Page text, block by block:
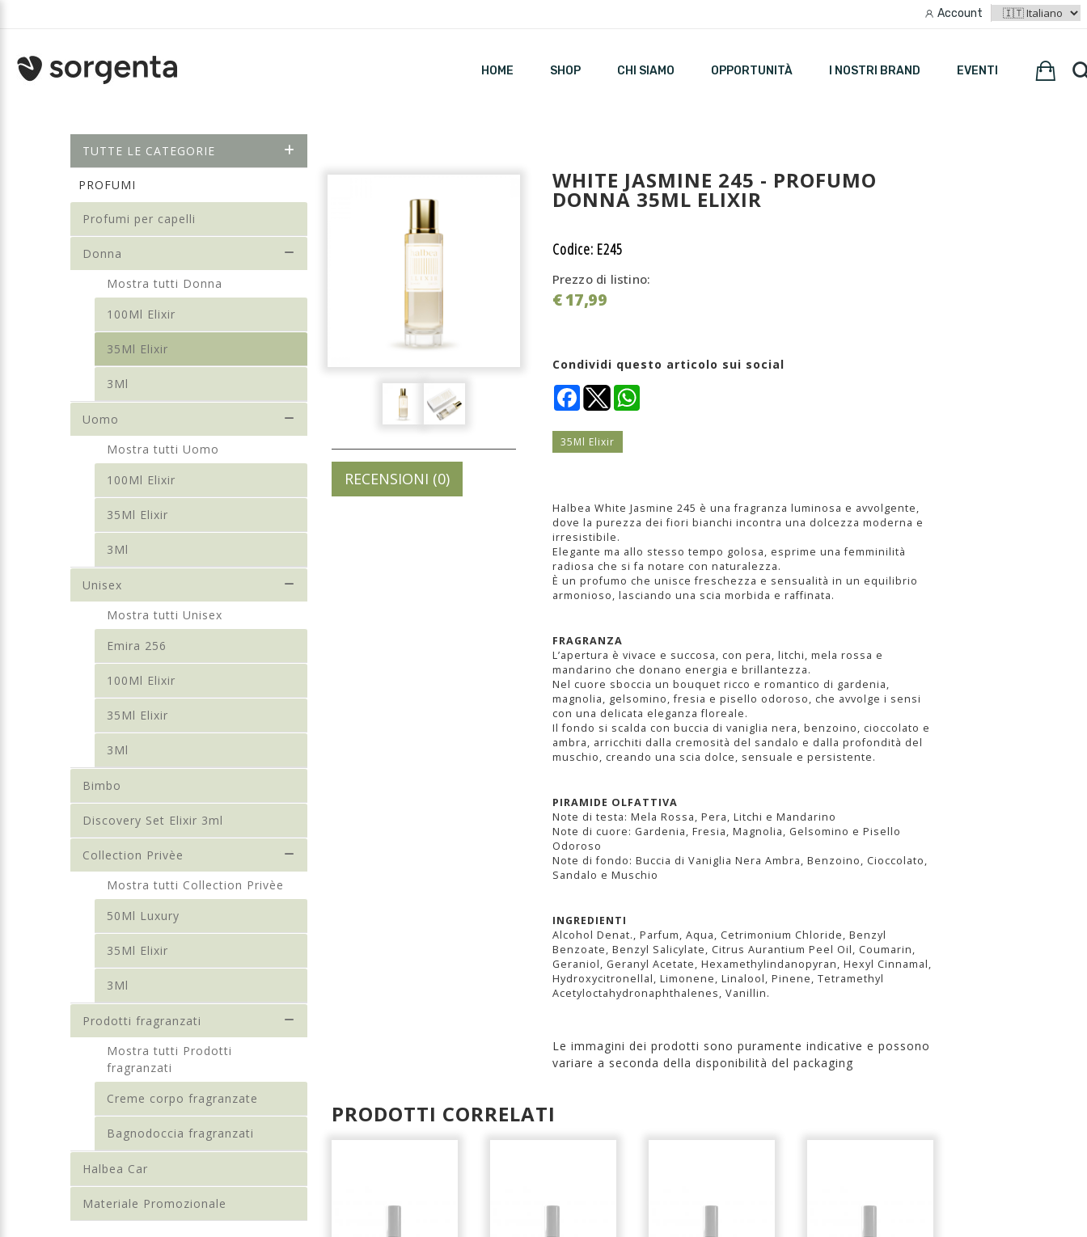
Account
HOME SHOP CHI SIAMO OPPORTUNITÀ I NOSTRI BRAND EVENTI
TUTTE LE CATEGORIE
PROFUMI
Profumi per capelli
Donna
Mostra tutti Donna
100Ml Elixir
35Ml Elixir
3Ml
Uomo
Mostra tutti Uomo
100Ml Elixir
35Ml Elixir
3Ml
Unisex
Mostra tutti Unisex
Emira 256
100Ml Elixir
35Ml Elixir
3Ml
Bimbo
Discovery Set Elixir 3ml
Collection Privèe
Mostra tutti Collection Privèe
50Ml Luxury
35Ml Elixir
3Ml
Prodotti fragranzati
Mostra tutti Prodotti
fragranzati
Creme corpo fragranzate
Bagnodoccia fragranzati
Halbea Car
Materiale Promozionale
RECENSIONI (0)
WHITE JASMINE 245 - PROFUMO
DONNA 35ML ELIXIR
Codice: E245
Prezzo di listino:
€ 17,99
Condividi questo articolo sui social
FacebookWhatsApp
35Ml Elixir
Halbea White Jasmine 245 è una fragranza luminosa e avvolgente,
dove la purezza dei fiori bianchi incontra una dolcezza moderna e
irresistibile.
Elegante ma allo stesso tempo golosa, esprime una femminilità
radiosa che si fa notare con naturalezza.
È un profumo che unisce freschezza e sensualità in un equilibrio
armonioso, lasciando una scia morbida e raffinata.
FRAGRANZA
L’apertura è vivace e succosa, con pera, litchi, mela rossa e
mandarino che donano energia e brillantezza.
Nel cuore sboccia un bouquet ricco e romantico di gardenia,
magnolia, gelsomino, fresia e pisello odoroso, che avvolge i sensi
con una delicata eleganza floreale.
Il fondo si scalda con buccia di vaniglia nera, benzoino, cioccolato e
ambra, arricchiti dalla cremosità del sandalo e dalla profondità del
muschio, creando una scia dolce, sensuale e persistente.
PIRAMIDE OLFATTIVA
Note di testa: Mela Rossa, Pera, Litchi e Mandarino
Note di cuore: Gardenia, Fresia, Magnolia, Gelsomino e Pisello
Odoroso
Note di fondo: Buccia di Vaniglia Nera Ambra, Benzoino, Cioccolato,
Sandalo e Muschio
INGREDIENTI
Alcohol Denat., Parfum, Aqua, Cetrimonium Chloride, Benzyl
Benzoate, Benzyl Salicylate, Citrus Aurantium Peel Oil, Coumarin,
Geraniol, Geranyl Acetate, Hexamethylindanopyran, Hexyl Cinnamal,
Hydroxycitronellal, Limonene, Linalool, Pinene, Tetramethyl
Acetyloctahydronaphthalenes, Vanillin.
Le immagini dei prodotti sono puramente indicative e possono
variare a seconda della disponibilità del packaging
PRODOTTI CORRELATI